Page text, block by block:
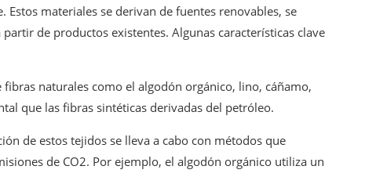
materiales se derivan de fuentes renovables, se
de productos existentes. Algunas características clave
fibras naturales como el algodón orgánico, lino, cáñamo,
que las fibras sintéticas derivadas del petróleo.
de estos tejidos se lleva a cabo con métodos que
de CO2. Por ejemplo, el algodón orgánico utiliza un